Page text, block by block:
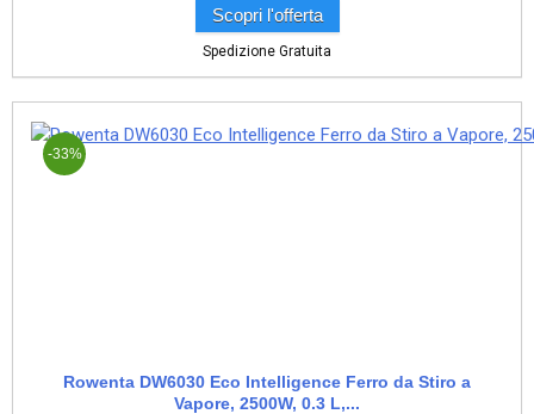
Scopri l'offerta
Spedizione Gratuita
-33%
Rowenta DW6030 Eco Intelligence Ferro da Stiro a
Vapore, 2500W, 0.3 L,...